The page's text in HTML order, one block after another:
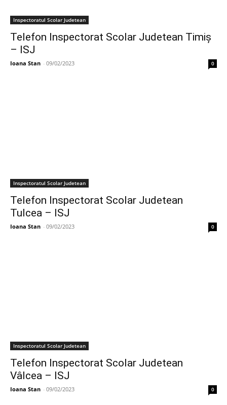
Inspectoratul Scolar Judetean
Telefon Inspectorat Scolar Judetean Timiș
– ISJ
Ioana Stan - 09/02/2023 0
Inspectoratul Scolar Judetean
Telefon Inspectorat Scolar Judetean
Tulcea – ISJ
Ioana Stan - 09/02/2023 0
Inspectoratul Scolar Judetean
Telefon Inspectorat Scolar Judetean
Vâlcea – ISJ
Ioana Stan - 09/02/2023 0